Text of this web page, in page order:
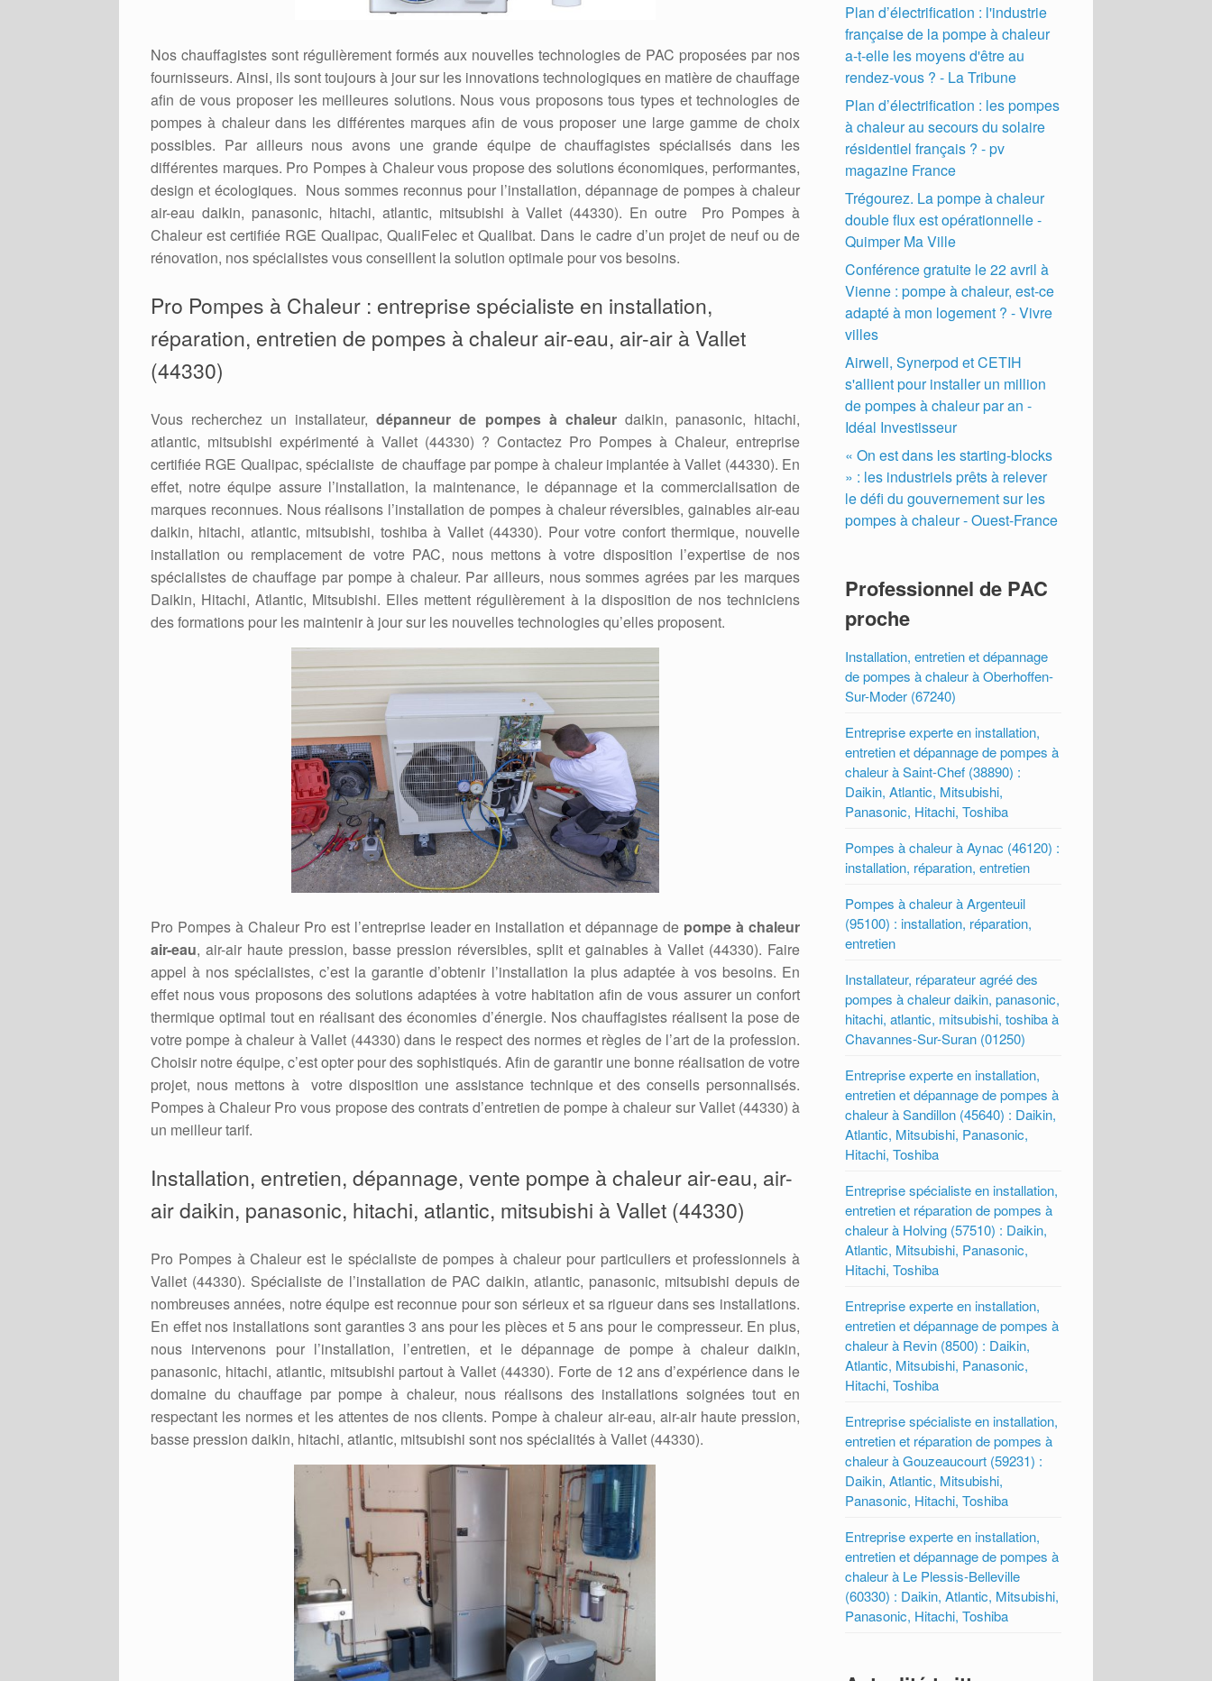
Nos chauffagistes sont régulièrement formés aux nouvelles technologies de PAC proposées par nos
fournisseurs. Ainsi, ils sont toujours à jour sur les innovations technologiques en matière de chauffage
afin de vous proposer les meilleures solutions. Nous vous proposons tous types et technologies de
pompes à chaleur dans les différentes marques afin de vous proposer une large gamme de choix
possibles. Par ailleurs nous avons une grande équipe de chauffagistes spécialisés dans les
différentes marques. Pro Pompes à Chaleur vous propose des solutions économiques, performantes,
design et écologiques. Nous sommes reconnus pour l’installation, dépannage de pompes à chaleur
air-eau daikin, panasonic, hitachi, atlantic, mitsubishi à Vallet (44330). En outre Pro Pompes à
Chaleur est certifiée RGE Qualipac, QualiFelec et Qualibat. Dans le cadre d’un projet de neuf ou de
rénovation, nos spécialistes vous conseillent la solution optimale pour vos besoins.
Pro Pompes à Chaleur : entreprise spécialiste en installation,
réparation, entretien de pompes à chaleur air-eau, air-air à Vallet
(44330)
Vous recherchez un installateur,dépanneur de pompes à chaleurdaikin, panasonic, hitachi,
atlantic, mitsubishi expérimenté à Vallet (44330) ? Contactez Pro Pompes à Chaleur, entreprise
certifiée RGE Qualipac, spécialiste de chauffage par pompe à chaleur implantée à Vallet (44330). En
effet, notre équipe assure l’installation, la maintenance, le dépannage et la commercialisation de
marques reconnues. Nous réalisons l’installation de pompes à chaleur réversibles, gainables air-eau
daikin, hitachi, atlantic, mitsubishi, toshiba à Vallet (44330). Pour votre confort thermique, nouvelle
installation ou remplacement de votre PAC, nous mettons à votre disposition l’expertise de nos
spécialistes de chauffage par pompe à chaleur. Par ailleurs, nous sommes agrées par les marques
Daikin, Hitachi, Atlantic, Mitsubishi. Elles mettent régulièrement à la disposition de nos techniciens
des formations pour les maintenir à jour sur les nouvelles technologies qu’elles proposent.
Pro Pompes à Chaleur Pro est l’entreprise leader en installation et dépannage de pompe à chaleur
air-eau, air-air haute pression, basse pression réversibles, split et gainables à Vallet (44330). Faire
appel à nos spécialistes, c’est la garantie d’obtenir l’installation la plus adaptée à vos besoins. En
effet nous vous proposons des solutions adaptées à votre habitation afin de vous assurer un confort
thermique optimal tout en réalisant des économies d’énergie. Nos chauffagistes réalisent la pose de
votre pompe à chaleur à Vallet (44330) dans le respect des normes et règles de l’art de la profession.
Choisir notre équipe, c’est opter pour des sophistiqués. Afin de garantir une bonne réalisation de votre
projet, nous mettons à votre disposition une assistance technique et des conseils personnalisés.
Pompes à Chaleur Pro vous propose des contrats d’entretien de pompe à chaleur sur Vallet (44330) à
un meilleur tarif.
Installation, entretien, dépannage, vente pompe à chaleur air-eau, air-
air daikin, panasonic, hitachi, atlantic, mitsubishi à Vallet (44330)
Pro Pompes à Chaleur est le spécialiste de pompes à chaleur pour particuliers et professionnels à
Vallet (44330). Spécialiste de l’installation de PAC daikin, atlantic, panasonic, mitsubishi depuis de
nombreuses années, notre équipe est reconnue pour son sérieux et sa rigueur dans ses installations.
En effet nos installations sont garanties 3 ans pour les pièces et 5 ans pour le compresseur. En plus,
nous intervenons pour l’installation, l’entretien, et le dépannage de pompe à chaleur daikin,
panasonic, hitachi, atlantic, mitsubishi partout à Vallet (44330). Forte de 12 ans d’expérience dans le
domaine du chauffage par pompe à chaleur, nous réalisons des installations soignées tout en
respectant les normes et les attentes de nos clients. Pompe à chaleur air-eau, air-air haute pression,
basse pression daikin, hitachi, atlantic, mitsubishi sont nos spécialités à Vallet (44330).
Plan d’électrification : l'industrie
française de la pompe à chaleur
a-t-elle les moyens d'être au
rendez-vous ? - La Tribune
Plan d’électrification : les pompes
à chaleur au secours du solaire
résidentiel français ? - pv
magazine France
Trégourez. La pompe à chaleur
double flux est opérationnelle -
Quimper Ma Ville
Conférence gratuite le 22 avril à
Vienne : pompe à chaleur, est-ce
adapté à mon logement ? - Vivre
villes
Airwell, Synerpod et CETIH
s'allient pour installer un million
de pompes à chaleur par an -
Idéal Investisseur
« On est dans les starting-blocks
» : les industriels prêts à relever
le défi du gouvernement sur les
pompes à chaleur - Ouest-France
Professionnel de PAC
proche
Installation, entretien et dépannage
de pompes à chaleur à Oberhoffen-
Sur-Moder (67240)
Entreprise experte en installation,
entretien et dépannage de pompes à
chaleur à Saint-Chef (38890) :
Daikin, Atlantic, Mitsubishi,
Panasonic, Hitachi, Toshiba
Pompes à chaleur à Aynac (46120) :
installation, réparation, entretien
Pompes à chaleur à Argenteuil
(95100) : installation, réparation,
entretien
Installateur, réparateur agréé des
pompes à chaleur daikin, panasonic,
hitachi, atlantic, mitsubishi, toshiba à
Chavannes-Sur-Suran (01250)
Entreprise experte en installation,
entretien et dépannage de pompes à
chaleur à Sandillon (45640) : Daikin,
Atlantic, Mitsubishi, Panasonic,
Hitachi, Toshiba
Entreprise spécialiste en installation,
entretien et réparation de pompes à
chaleur à Holving (57510) : Daikin,
Atlantic, Mitsubishi, Panasonic,
Hitachi, Toshiba
Entreprise experte en installation,
entretien et dépannage de pompes à
chaleur à Revin (8500) : Daikin,
Atlantic, Mitsubishi, Panasonic,
Hitachi, Toshiba
Entreprise spécialiste en installation,
entretien et réparation de pompes à
chaleur à Gouzeaucourt (59231) :
Daikin, Atlantic, Mitsubishi,
Panasonic, Hitachi, Toshiba
Entreprise experte en installation,
entretien et dépannage de pompes à
chaleur à Le Plessis-Belleville
(60330) : Daikin, Atlantic, Mitsubishi,
Panasonic, Hitachi, Toshiba